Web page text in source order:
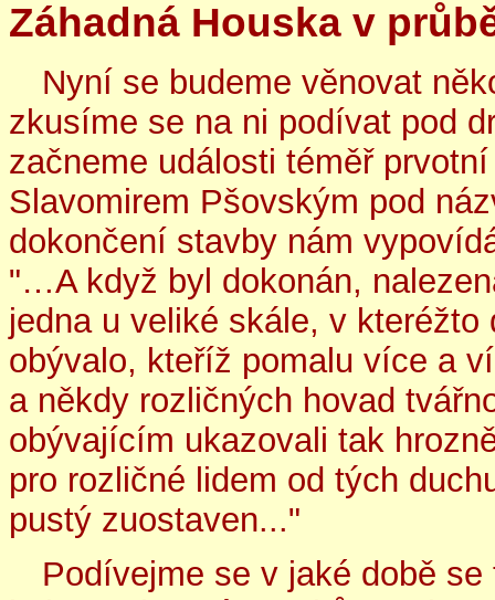
Záhadná Houska v
Nyní se budeme věnovat
zkusíme se na ni podívat pod
začneme události téměř
Slavomirem Pšovským pod
dokončení stavby nám
"…A když byl dokonán,
jedna u veliké skále, v
obývalo, kteříž pomalu více a
a někdy rozličných hovad
obývajícím ukazovali tak
pro rozličné lidem od tých
pustý zuostaven..."
Podívejme se v jaké době